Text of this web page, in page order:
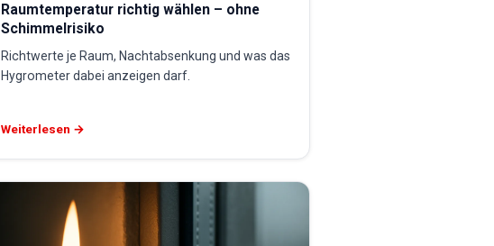
Raumtemperatur richtig wählen – ohne
Schimmelrisiko
Richtwerte je Raum, Nachtabsenkung und was das
Hygrometer dabei anzeigen darf.
Weiterlesen →